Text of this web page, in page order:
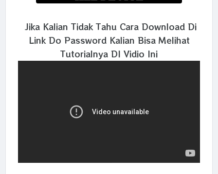
Jika Kalian Tidak Tahu Cara Download Di
Link Do Password Kalian Bisa Melihat
Tutorialnya DI Vidio Ini